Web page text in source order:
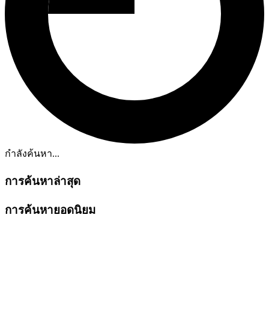
กำลังค้นหา...
การค้นหาล่าสุด
การค้นหายอดนิยม